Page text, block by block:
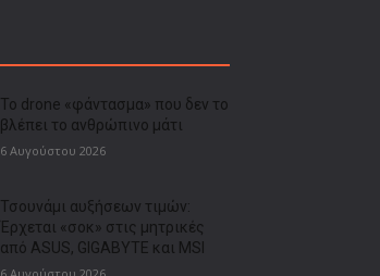
Το drone «φάντασμα» που δεν το
βλέπει το ανθρώπινο μάτι
6 Αυγούστου 2026
Τσουνάμι αυξήσεων τιμών:
Έρχεται «σοκ» στις μητρικές
από ASUS, GIGABYTE και MSI